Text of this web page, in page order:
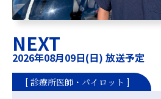
NEXT
2026年08月09日(日) 放送予定
[ 診療所医師・パイロット ]